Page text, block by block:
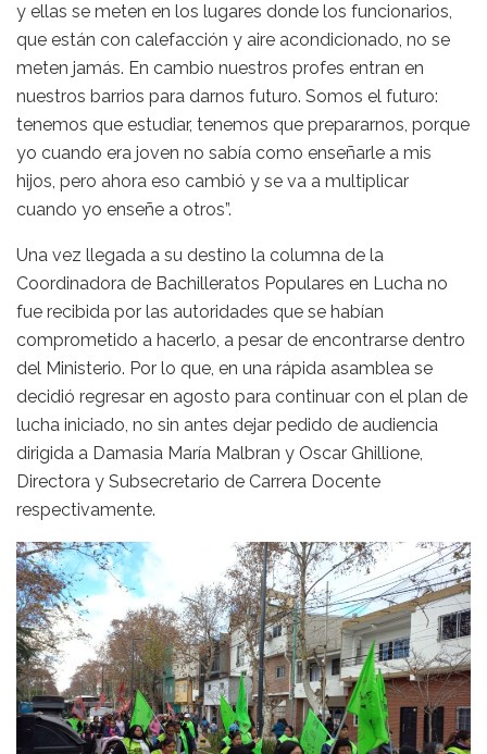
y ellas se meten en los lugares donde los funcionarios,
que están con calefacción y aire acondicionado, no se
meten jamás. En cambio nuestros profes entran en
nuestros barrios para darnos futuro. Somos el futuro:
tenemos que estudiar, tenemos que prepararnos, porque
yo cuando era joven no sabía como enseñarle a mis
hijos, pero ahora eso cambió y se va a multiplicar
cuando yo enseñe a otros”.
Una vez llegada a su destino la columna de la
Coordinadora de Bachilleratos Populares en Lucha no
fue recibida por las autoridades que se habían
comprometido a hacerlo, a pesar de encontrarse dentro
del Ministerio. Por lo que, en una rápida asamblea se
decidió regresar en agosto para continuar con el plan de
lucha iniciado, no sin antes dejar pedido de audiencia
dirigida a Damasia María Malbran y Oscar Ghillione,
Directora y Subsecretario de Carrera Docente
respectivamente.